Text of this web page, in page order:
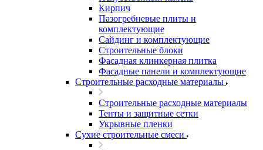
Кирпич
Пазогребневые плиты и
комплектующие
Сайдинг и комплектующие
Строительные блоки
Фасадная клинкерная плитка
Фасадные панели и комплектующие
Строительные расходные материалы
Строительные расходные материалы
Тенты и защитные сетки
Укрывные пленки
Сухие строительные смеси